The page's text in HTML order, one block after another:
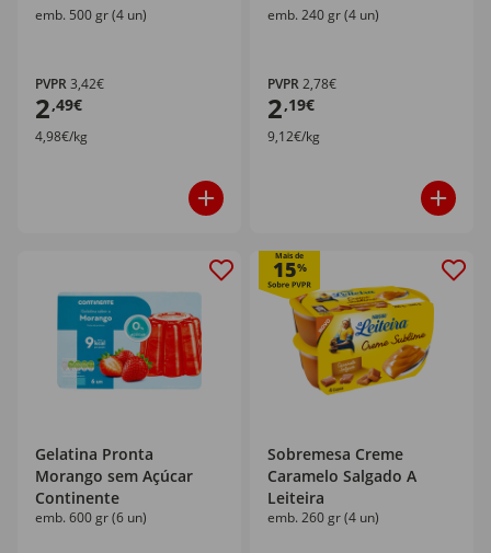
emb. 500 gr (4 un)
PVPR3,42€
2,49€
4,98€/kg
emb. 240 gr (4 un)
PVPR2,78€
2,19€
9,12€/kg
Gelatina Pronta
Morango sem Açúcar
Continente
emb. 600 gr (6 un)
Mais de
15%
Sobremesa Creme
Caramelo Salgado A
Leiteira
emb. 260 gr (4 un)